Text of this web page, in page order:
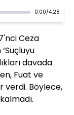
0:00/4:28
Ceza
davada
Fuat ve
verdi. Böylece,